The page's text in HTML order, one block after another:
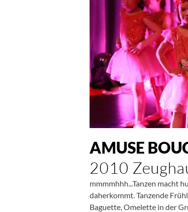
AMUSE
2010
mmmmhhh...Tanzen macht
daherkommt. Tanzende
Baguette, Omelette in der